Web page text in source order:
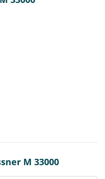
M 33000